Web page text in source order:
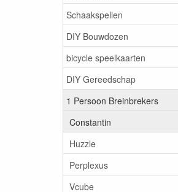
Schaakspellen
DIY Bouwdozen
bicycle speelkaarten
DIY Gereedschap
1 Persoon Breinbrekers
Constantin
Huzzle
Perplexus
Vcube